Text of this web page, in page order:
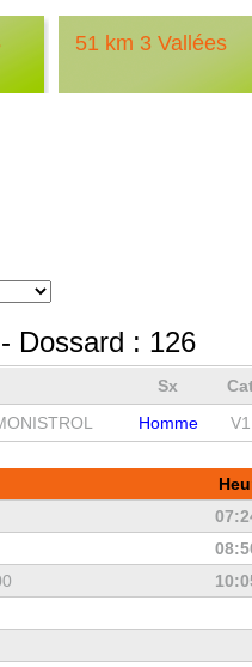
51 km 3 Vallées
- Dossard : 126
Sx
Homme V1